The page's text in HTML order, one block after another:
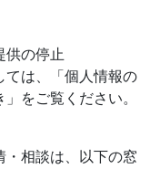
の停止
ては、「個人情報の
をご覧ください。
相談は、以下の窓